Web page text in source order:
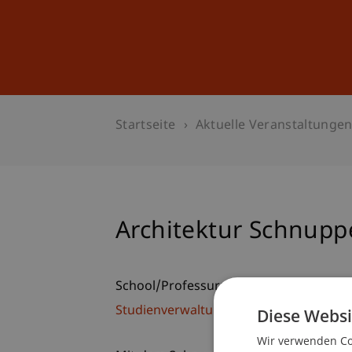
Startseite Aktuelle Veranstaltungen
Architektur
School/Professur:
Studienverwaltung
Diese
Wir verwenden